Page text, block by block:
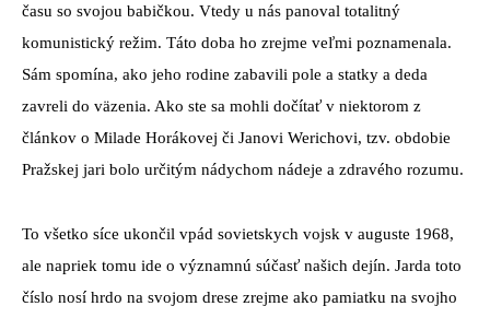
času so svojou babičkou. Vtedy u nás panoval totalitný
komunistický režim. Táto doba ho zrejme veľmi poznamenala.
Sám spomína, ako jeho rodine zabavili pole a statky a deda
zavreli do väzenia. Ako ste sa mohli dočítať v niektorom z
článkov o Milade Horákovej či Janovi Werichovi, tzv. obdobie
Pražskej jari bolo určitým nádychom nádeje a zdravého rozumu.
To všetko síce ukončil vpád sovietskych vojsk v auguste 1968,
ale napriek tomu ide o významnú súčasť našich dejín. Jarda toto
číslo nosí hrdo na svojom drese zrejme ako pamiatku na svojho